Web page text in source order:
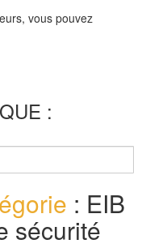
vous pouvez
:
: EIB
sécurité